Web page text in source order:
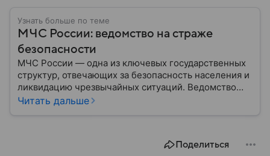
Узнать больше по теме
МЧС России: ведомство на страже
безопасности
МЧС России — одна из ключевых государственных
структур, отвечающих за безопасность населения и
ликвидацию чрезвычайных ситуаций. Ведомство
играет важную роль в защите граждан от
задачи выполняет и какую роль играет в
Читать дальше
Поделиться